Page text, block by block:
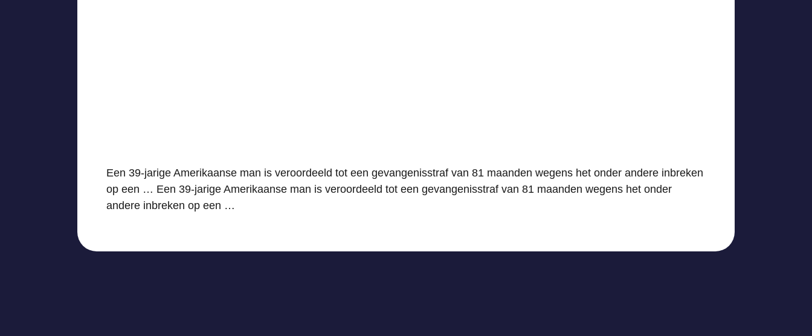
Een 39-jarige Amerikaanse man is veroordeeld tot een gevangenisstraf van 81 maanden wegens het onder andere inbreken
op een … Een 39-jarige Amerikaanse man is veroordeeld tot een gevangenisstraf van 81 maanden wegens het onder
andere inbreken op een …